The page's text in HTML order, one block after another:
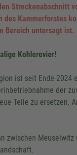
Streckenabschnitt
des Kammerforstes
Bereich untersagt ist.
Kohlerevier!
ist seit Ende 2024
der
Teile zu ersetzen.
zwischen